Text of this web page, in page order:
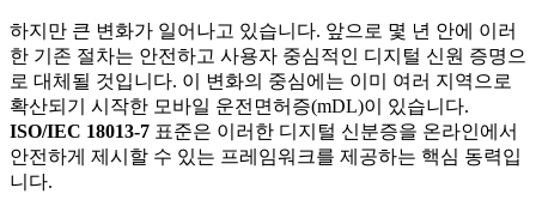
하지만 큰 변화가 일어나고 있습니다. 앞으로 몇 년 안에 이러
한 기존 절차는 안전하고 사용자 중심적인 디지털 신원 증명으
로 대체될 것입니다. 이 변화의 중심에는 이미 여러 지역으로
확산되기 시작한 모바일 운전면허증(mDL)이 있습니다.
ISO/IEC 18013-7 표준은 이러한 디지털 신분증을 온라인에서
안전하게 제시할 수 있는 프레임워크를 제공하는 핵심 동력입
니다.